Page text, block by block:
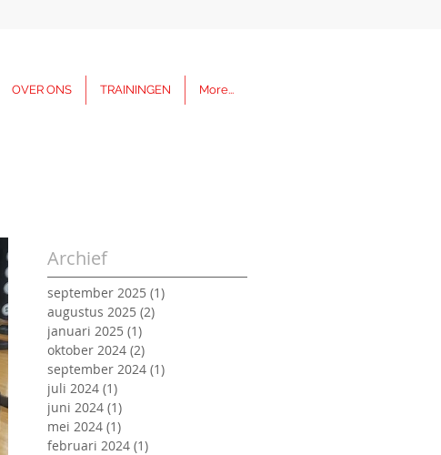
OVER ONS TRAININGEN More...
Archief
september 2025 (1)
augustus 2025 (2)
januari 2025 (1)
oktober 2024 (2)
september 2024 (1)
juli 2024 (1)
juni 2024 (1)
mei 2024 (1)
februari 2024 (1)